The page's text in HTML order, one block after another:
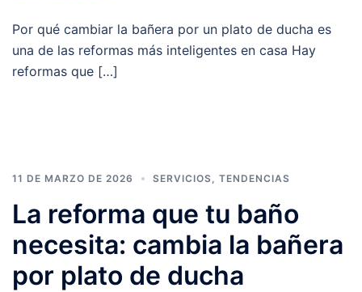
Por qué cambiar la bañera por un plato de ducha es
una de las reformas más inteligentes en casa Hay
reformas que […]
11 DE MARZO DE 2026 SERVICIOS TENDENCIAS
La reforma que tu baño
necesita: cambia la bañera
por plato de ducha